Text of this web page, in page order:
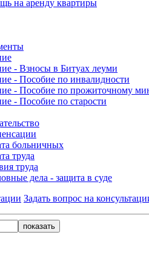
на аренду квартиры
- Взносы в Битуах леуми
- Пособие по инвалидности
- Пособие по прожиточному
- Пособие по старости
больничных
труда
труда
дела - защита в суде
Задать вопрос на